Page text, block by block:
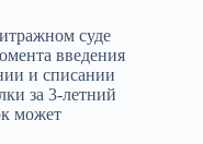
суде
введения
и списании
за 3-летний
может